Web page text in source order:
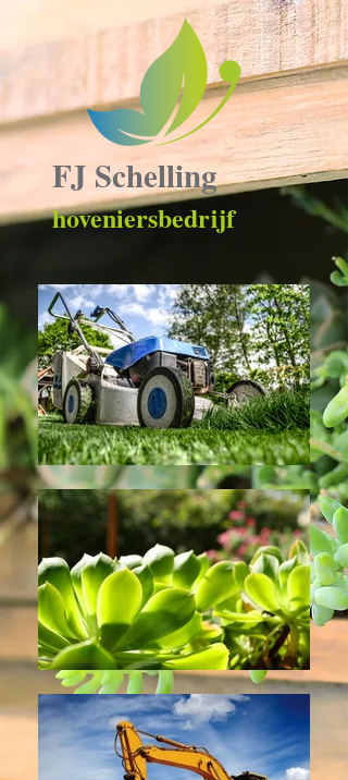
FJ Schelling
hoveniersbedrijf